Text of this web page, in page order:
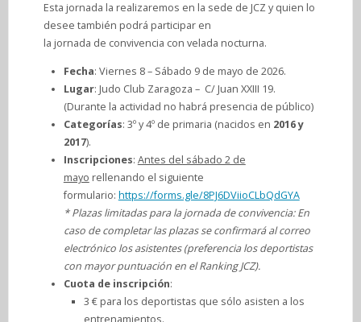
Esta jornada la realizaremos en la sede de JCZ y quien lo
desee también podrá participar en
la jornada de convivencia con velada nocturna.
Fecha: Viernes 8 – Sábado 9 de mayo de 2026.
Lugar: Judo Club Zaragoza – C/ Juan XXIII 19.
(Durante la actividad no habrá presencia de público)
Categorías: 3º y 4º de primaria (nacidos en 2016 y
2017).
Inscripciones: Antes del sábado 2 de
mayo rellenando el siguiente
formulario: https://forms.gle/8PJ6DViioCLbQdGYA
* Plazas limitadas para la jornada de convivencia: En
caso de completar las plazas se confirmará al correo
electrónico los asistentes (preferencia los deportistas
con mayor puntuación en el Ranking JCZ).
Cuota de inscripción:
3 € para los deportistas que sólo asisten a los
entrenamientos.